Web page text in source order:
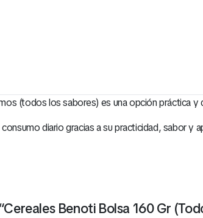
(todos los sabores) es una opción práctica
diario gracias a su practicidad, sabor y
Benoti Bolsa 160 Gr